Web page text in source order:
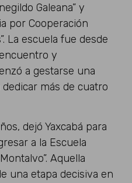
Galeana” y
por Cooperación
La escuela fue desde
y
a gestarse una
más de cuatro
dejó Yaxcabá para
a la Escuela
Aquella
una etapa decisiva en